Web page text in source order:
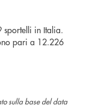
sportelli in Italia.
pari a 12.226
sulla base del data